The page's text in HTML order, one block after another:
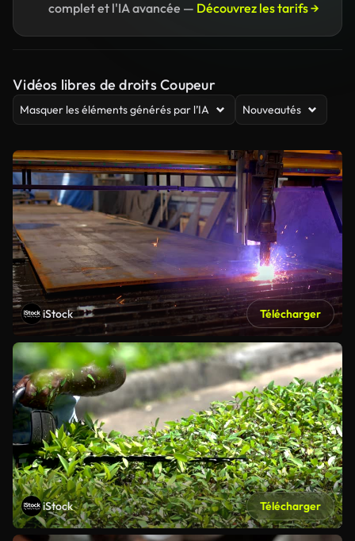
complet et l'IA avancée — Découvrez les tarifs →
Vidéos libres de droits Coupeur
Masquer les éléments générés par l’IA Nouveautés
iStock Télécharger
iStock Télécharger